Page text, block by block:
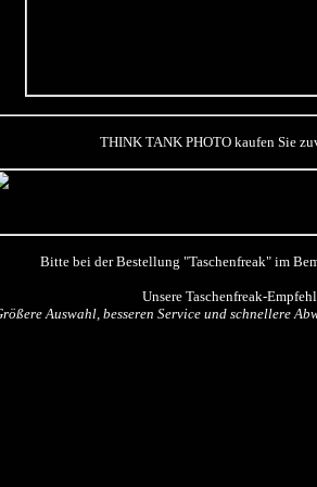
THINK TANK PHOTO kaufen Sie
Bitte bei der Bestellung "Taschenfreak" im
Unsere Taschenfreak-
Auswahl, besseren Service und schnellere